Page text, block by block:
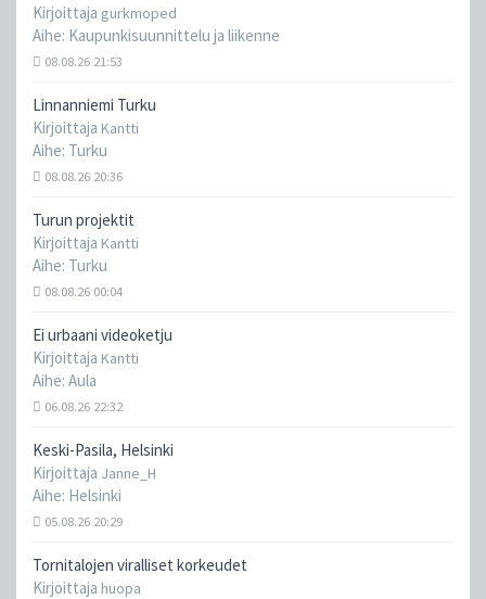
Kirjoittaja gurkmoped
Aihe: Kaupunkisuunnittelu ja liikenne
08.08.26 21:53
Linnanniemi Turku
Kirjoittaja Kantti
Aihe: Turku
08.08.26 20:36
Turun projektit
Kirjoittaja Kantti
Aihe: Turku
08.08.26 00:04
Ei urbaani videoketju
Kirjoittaja Kantti
Aihe: Aula
06.08.26 22:32
Keski-Pasila, Helsinki
Kirjoittaja Janne_H
Aihe: Helsinki
05.08.26 20:29
Tornitalojen viralliset korkeudet
Kirjoittaja huopa